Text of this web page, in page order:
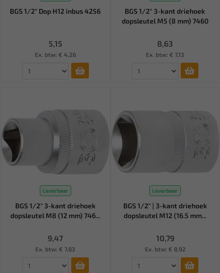
BGS 1/2" Dop H12 inbus 4256
5,15
Ex. btw: € 4,26
BGS 1/2" 3-kant driehoek
dopsleutel M5 (8 mm) 7460
8,63
Ex. btw: € 7,13
Leverbaar
BGS 1/2" 3-kant driehoek
dopsleutel M8 (12 mm) 746...
9,47
Ex. btw: € 7,83
Leverbaar
BGS 1/2" | 3-kant driehoek
dopsleutel M12 (16.5 mm...
10,79
Ex. btw: € 8,92